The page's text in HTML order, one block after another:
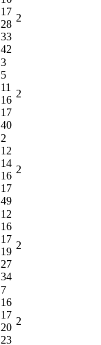
17
28
33
42
2
3
5
11
16
17
40
2
2
12
14
16
17
49
2
12
16
17
19
27
34
2
7
16
17
20
23
2